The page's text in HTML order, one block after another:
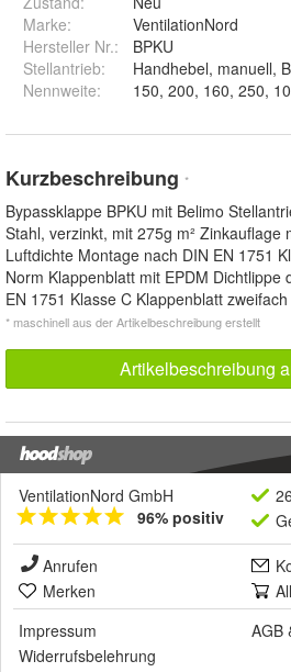
Marke:
VentilationNord
Hersteller Nr.:
BPKU
Stellantrieb:
Nennweite:
Kurzbeschreibung *
Bypassklappe BPKU mit Belimo
Stahl, verzinkt, mit 275g m² Zinkauflage
Luftdichte Montage nach DIN EN 1751
Norm Klappenblatt mit EPDM Dichtlippe
EN 1751 Klasse C Klappenblatt zweifach
* maschinell aus der Artikelbeschreibung erstellt
Artikelbeschreibung
VentilationNord GmbH
96% positiv
Anrufen
Merken
Impressum
AGB
Widerrufsbelehrung